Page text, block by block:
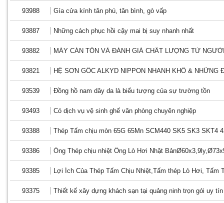
93988 Gía cửa kính tân phú, tân bình, gò vấp
93887 Những cách phục hồi cậy mai bị suy nhanh nhất
93882 MÁY CÁN TÔN VÀ ĐÁNH GIÁ CHẤT LƯỢNG TỪ
93821 HỆ SƠN GỐC ALKYD NIPPON NHANH KHÔ & NHỮNG
93539 Đồng hồ nam dây da là biểu tượng của sự trường tồn
93493 Có dịch vụ vệ sinh ghế văn phòng chuyên nghiệp
93388 Thép Tấm chịu mòn 65G 65Mn SCM440 SK5 SK3 SKT4
93386 Ống Thép chịu nhiệt Ống Lò Hơi Nhật
93385 Lợi Ích Của Thép Tấm Chịu Nhiệt,Tấm thép Lò Hơi, Tấm
93375 Thiết kế xây dựng khách sạn tại quảng ninh trọn gói uy tín